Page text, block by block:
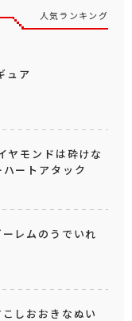
人気ランキング
ア
ヤモンドは砕けな
ートアタック
レムのうでいれ
しおおきなぬい